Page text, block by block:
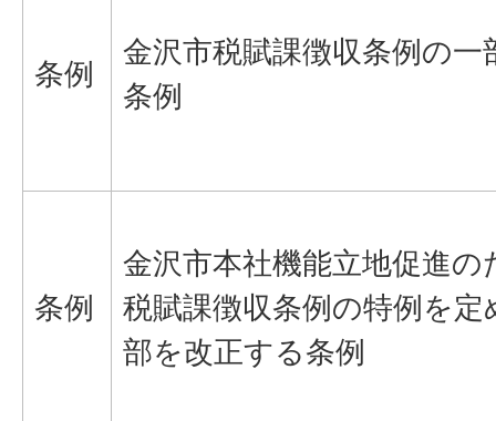
条例
金沢市税賦課徴収条例の一
条例
条例
金沢市本社機能立地促進の
税賦課徴収条例の特例を
部を改正する条例